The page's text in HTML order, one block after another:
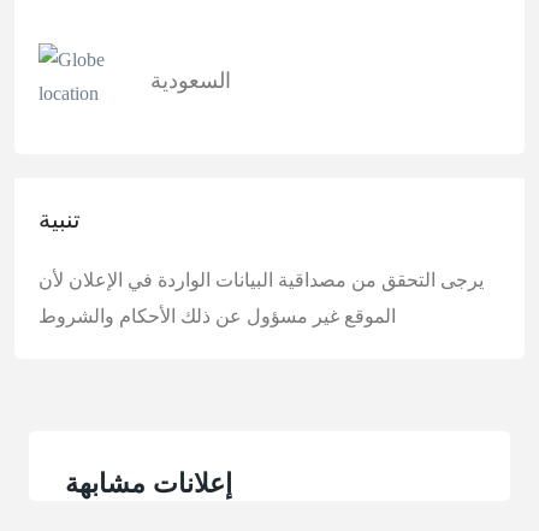
السعودية
تنبية
يرجى التحقق من مصداقية البيانات الواردة في الإعلان لأن
الموقع غير مسؤول عن ذلك الأحكام والشروط
إعلانات مشابهة